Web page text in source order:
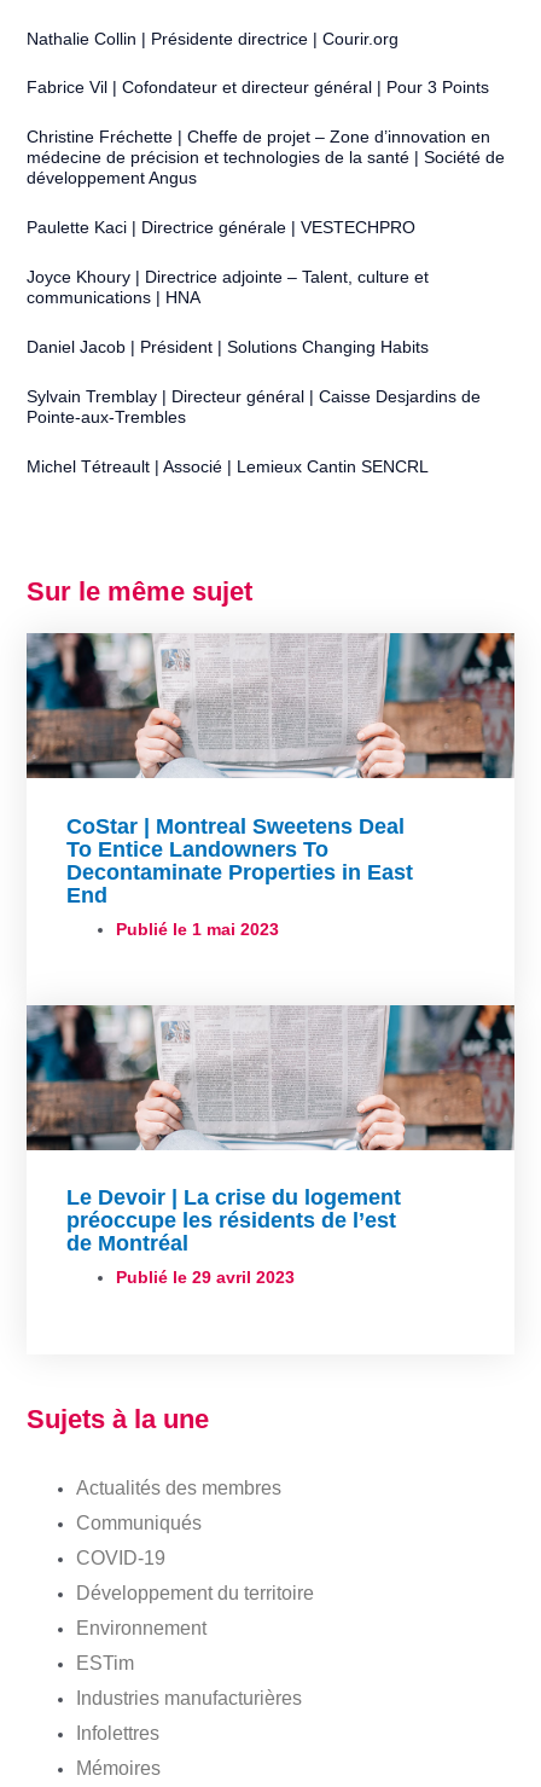
Nathalie Collin | Présidente directrice | Courir.org
Fabrice Vil | Cofondateur et directeur général | Pour 3 Points
Christine Fréchette | Cheffe de projet – Zone d’innovation en
médecine de précision et technologies de la santé | Société de
développement Angus
Paulette Kaci | Directrice générale | VESTECHPRO
Joyce Khoury | Directrice adjointe – Talent, culture et
communications | HNA
Daniel Jacob | Président | Solutions Changing Habits
Sylvain Tremblay | Directeur général | Caisse Desjardins de
Pointe-aux-Trembles
Michel Tétreault | Associé | Lemieux Cantin SENCRL
Sur le même sujet
CoStar | Montreal Sweetens Deal
To Entice Landowners To
Decontaminate Properties in East
End
Publié le1 mai 2023
Le Devoir | La crise du logement
préoccupe les résidents de l’est
de Montréal
Publié le29 avril 2023
Sujets à la une
Actualités des membres
Communiqués
COVID-19
Développement du territoire
Environnement
ESTim
Industries manufacturières
Infolettres
Mémoires